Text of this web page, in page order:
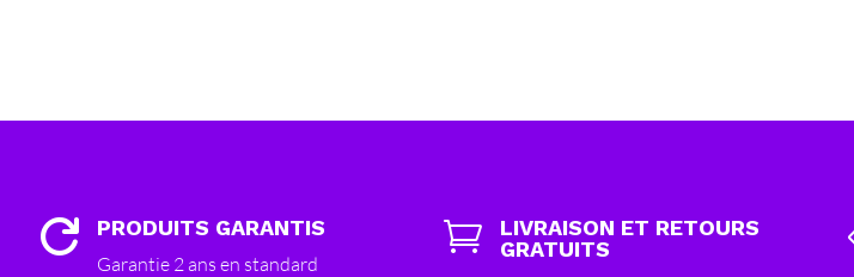
 PRODUITS GARANTIS
Garantie 2 ans en standard

LIVRAISON ET RETOURS
GRATUITS